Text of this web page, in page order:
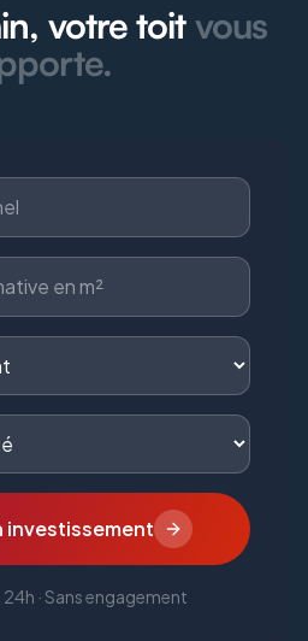
votre toitvous
investissement
· Sans engagement